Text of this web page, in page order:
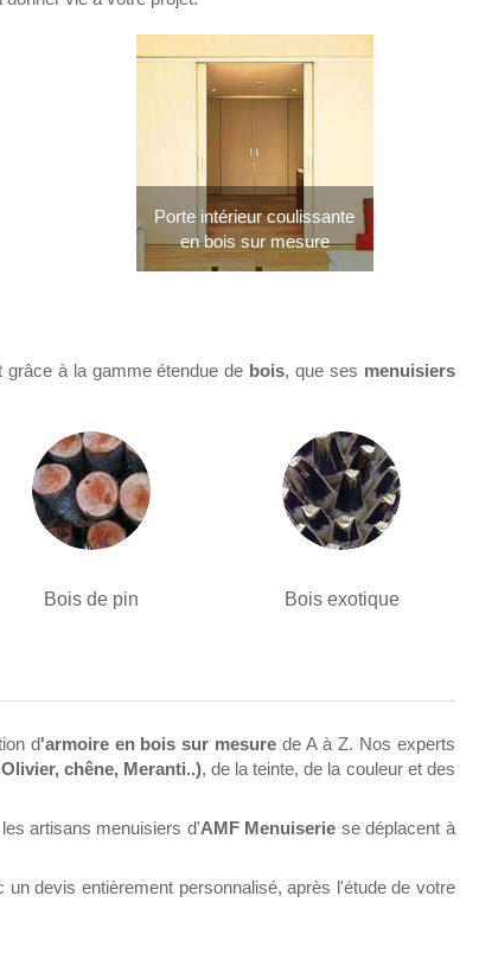
Porte intérieur coulissante
en bois sur mesure
à la gamme étendue de bois, que ses menuisiers
Bois de pin Bois exotique
d'armoire en bois sur mesure de A à Z. Nos experts
chêne, Meranti..), de la teinte, de la couleur et des
artisans menuisiers d'AMF Menuiserie se déplacent à
devis entièrement personnalisé, après l'étude de votre